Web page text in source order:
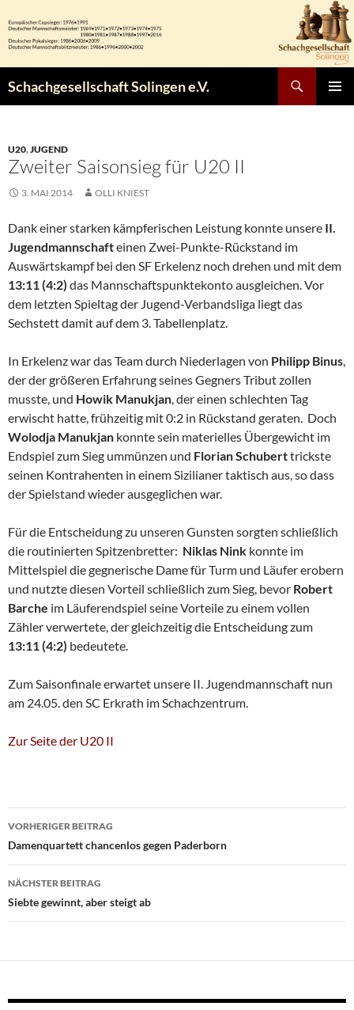
Inhalt
springen
Schachgesellschaft Solingen e.V.
U20,JUGEND
Zweiter Saisonsieg für U20 II
3. MAI 2014 OLLI KNIEST
Dank einer starken kämpferischen Leistung konnte unsere II.
Jugendmannschafteinen Zwei-Punkte-Rückstand im
Auswärtskampf bei den SF Erkelenz noch drehen und mit dem
13:11 (4:2) das Mannschaftspunktekonto ausgleichen. Vor
dem letzten Spieltag der Jugend-Verbandsliga liegt das
Sechstett damit auf dem 3. Tabellenplatz.
In Erkelenz war das Team durch Niederlagen von Philipp Binus,
der der größeren Erfahrung seines Gegners Tribut zollen
musste, und Howik Manukjan, der einen schlechten Tag
erwischt hatte, frühzeitig mit 0:2 in Rückstand geraten. Doch
Wolodja Manukjan konnte sein materielles Übergewicht im
Endspiel zum Sieg ummünzen und Florian Schuberttrickste
seinen Kontrahenten in einem Sizilianer taktisch aus, so dass
der Spielstand wieder ausgeglichen war.
Für die Entscheidung zu unseren Gunsten sorgten schließlich
die routinierten Spitzenbretter: Niklas Nink konnte im
Mittelspiel die gegnerische Dame für Turm und Läufer erobern
und nutzte diesen Vorteil schließlich zum Sieg, bevor Robert
Barche im Läuferendspiel seine Vorteile zu einem vollen
Zähler verwertete, der gleichzeitig die Entscheidung zum
13:11 (4:2) bedeutete.
Zum Saisonfinale erwartet unsere II. Jugendmannschaft nun
am 24.05. den SC Erkrath im Schachzentrum.
Zur Seite der U20 II
Beitragsnavigation
VORHERIGER BEITRAG
Damenquartett chancenlos gegen Paderborn
NÄCHSTER BEITRAG
Siebte gewinnt, aber steigt ab